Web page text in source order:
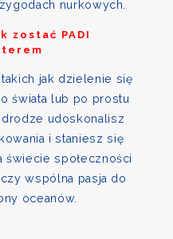
nurkowych.
zostać PADI
jak dzielenie się
świata lub po prostu
udoskonalisz
i staniesz się
świecie społeczności
wspólna pasja do
oceanów.